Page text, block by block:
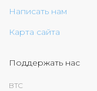
Написать нам
Карта сайта
Поддержать нас
BTC